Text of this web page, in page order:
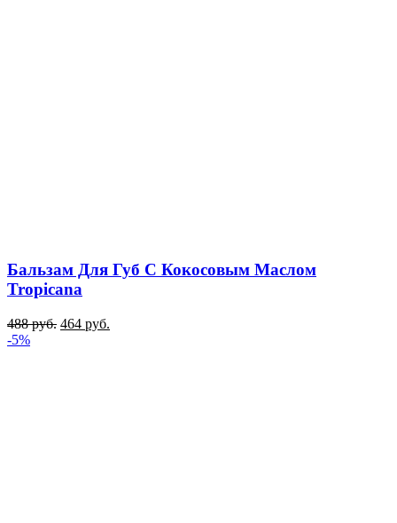
Бальзам Для Губ С Кокосовым Маслом
Tropicana
488руб. 464 руб.
-5%